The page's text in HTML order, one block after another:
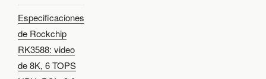
Especificaciones
de Rockchip
RK3588: video
de 8K, 6 TOPS